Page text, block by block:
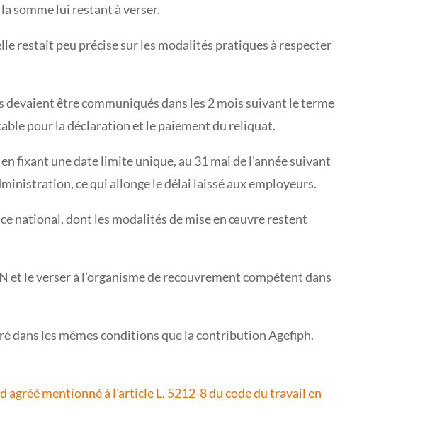
somme lui restant à verser.
restait peu précise sur les modalités pratiques à respecter
être communiqués dans les 2 mois suivant le terme
pour la déclaration et le paiement du reliquat.
fixant une date limite unique, au 31 mai de l’année suivant
ce qui allonge le délai laissé aux employeurs.
national, dont les modalités de mise en œuvre restent
le verser à l’organisme de recouvrement compétent dans
dans les mêmes conditions que la contribution Agefiph.
mentionné à l’article L. 5212-8 du code du travail en